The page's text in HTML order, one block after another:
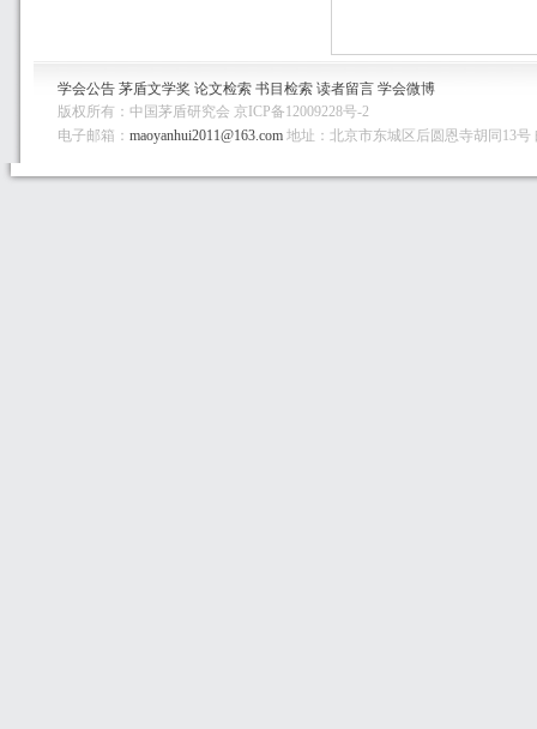
学会公告 茅盾文学奖 论文检索 书目检索 读者留言 学会微博
版权所有：中国茅盾研究会 京ICP备12009228号-2
电子邮箱： maoyanhui2011@163.com 地址：北京市东城区后圆恩寺胡同13号